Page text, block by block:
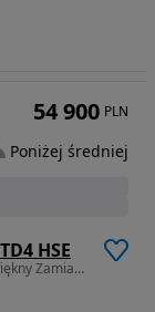
HSE
1999 cm3 • 150 KM • 2.0 D Serwisowany zadbany piękny Zamiana
54 900 PLN
Poniżej średniej